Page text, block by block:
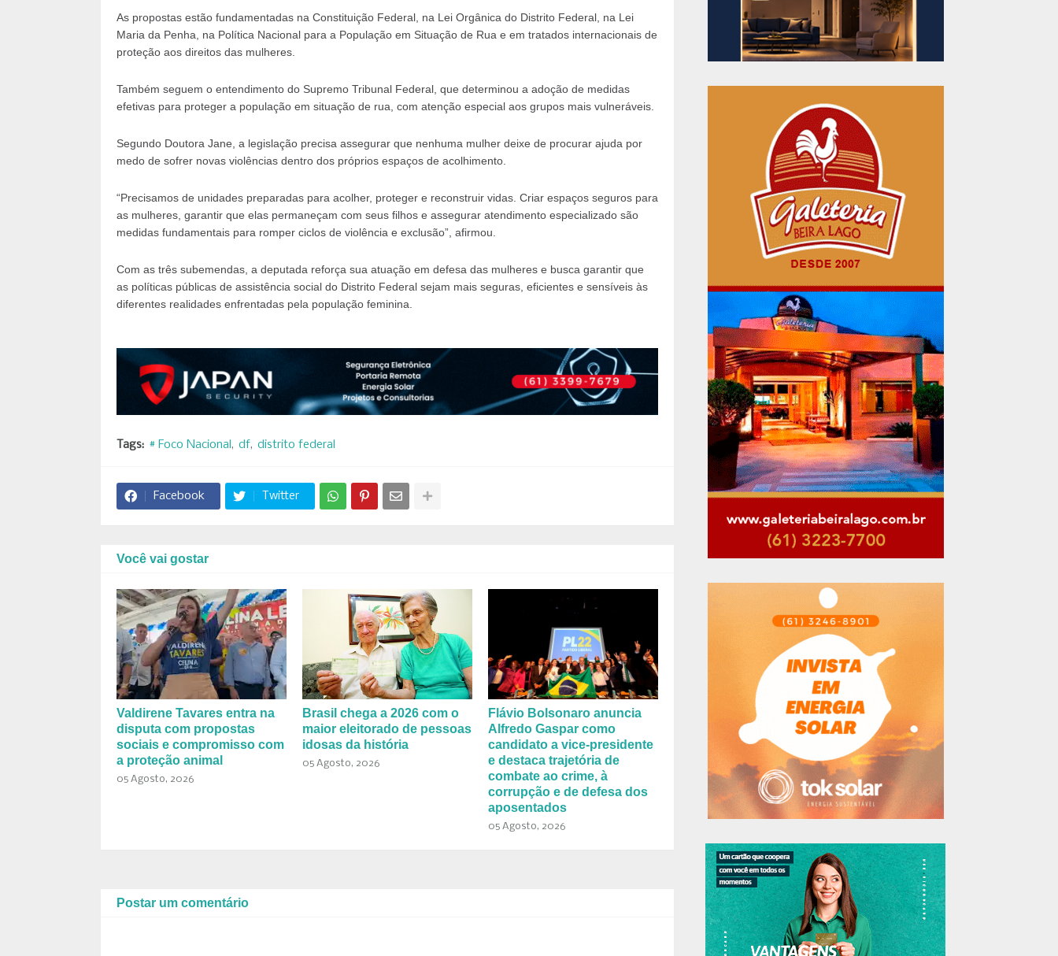
As propostas estão fundamentadas na Constituição Federal, na Lei Orgânica do Distrito Federal, na Lei
Maria da Penha, na Política Nacional para a População em Situação de Rua e em tratados internacionais de
proteção aos direitos das mulheres.
Também seguem o entendimento do Supremo Tribunal Federal, que determinou a adoção de medidas
efetivas para proteger a população em situação de rua, com atenção especial aos grupos mais vulneráveis.
Segundo Doutora Jane, a legislação precisa assegurar que nenhuma mulher deixe de procurar ajuda por
medo de sofrer novas violências dentro dos próprios espaços de acolhimento.
“Precisamos de unidades preparadas para acolher, proteger e reconstruir vidas. Criar espaços seguros para
as mulheres, garantir que elas permaneçam com seus filhos e assegurar atendimento especializado são
medidas fundamentais para romper ciclos de violência e exclusão”, afirmou.
Com as três subemendas, a deputada reforça sua atuação em defesa das mulheres e busca garantir que
as políticas públicas de assistência social do Distrito Federal sejam mais seguras, eficientes e sensíveis às
diferentes realidades enfrentadas pela população feminina.
Tags: # Foco Nacional df distrito federal
Facebook Twitter
Você vai gostar
Valdirene Tavares entra na
disputa com propostas
sociais e compromisso com
a proteção animal
05 Agosto, 2026
Brasil chega a 2026 com o
maior eleitorado de pessoas
idosas da história
05 Agosto, 2026
Flávio Bolsonaro anuncia
Alfredo Gaspar como
candidato a vice-presidente
e destaca trajetória de
combate ao crime, à
corrupção e de defesa dos
aposentados
05 Agosto, 2026
Postar um comentário